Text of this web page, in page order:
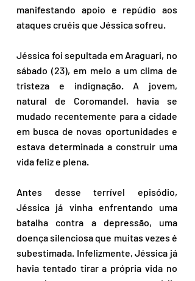
manifestando apoio e repúdio aos
ataques cruéis que Jéssica sofreu.
Jéssica foi sepultada em Araguari, no
sábado (23), em meio a um clima de
tristeza e indignação. A jovem,
natural de Coromandel, havia se
mudado recentemente para a cidade
em busca de novas oportunidades e
estava determinada a construir uma
vida feliz e plena.
Antes desse terrível episódio,
Jéssica já vinha enfrentando uma
batalha contra a depressão, uma
doença silenciosa que muitas vezes é
subestimada. Infelizmente, Jéssica já
havia tentado tirar a própria vida no